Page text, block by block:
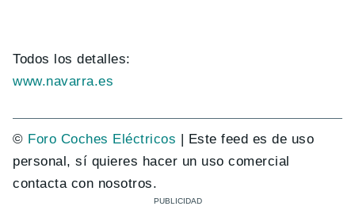
Todos los detalles:
www.navarra.es
© Foro Coches Eléctricos | Este feed es de uso
personal, sí quieres hacer un uso comercial
contacta con nosotros.